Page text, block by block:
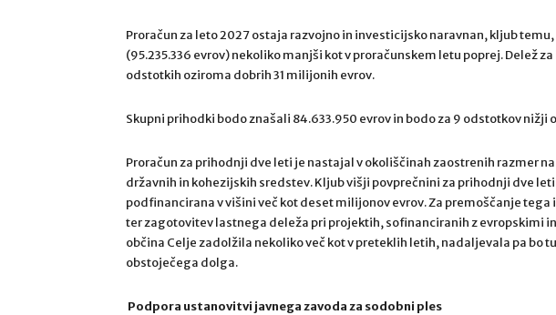
Proračun za leto 2027 ostaja razvojno in investicijsko naravnan, kljub
(95.235.336 evrov) nekoliko manjši kot v proračunskem letu poprej. Delež
odstotkih oziroma dobrih 31 milijonih evrov.
Skupni prihodki bodo znašali 84.633.950 evrov in bodo za 9 odstotkov nižji
Proračun za prihodnji dve leti je nastajal v okoliščinah zaostrenih razmer
državnih in kohezijskih sredstev. Kljub višji povprečnini za prihodnji dve
podfinancirana v višini več kot deset milijonov evrov. Za premoščanje
ter zagotovitev lastnega deleža pri projektih, sofinanciranih z evropskimi
občina Celje zadolžila nekoliko več kot v preteklih letih, nadaljevala pa bo
obstoječega dolga.
Podpora ustanovitvi javnega zavoda za sodobni ples